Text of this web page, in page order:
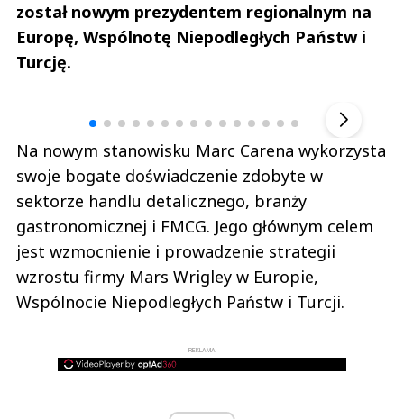
został nowym prezydentem regionalnym na
Europę, Wspólnotę Niepodległych Państw i
Turcję.
Na nowym stanowisku Marc Carena wykorzysta
swoje bogate doświadczenie zdobyte w
sektorze handlu detalicznego, branży
gastronomicznej i FMCG. Jego głównym celem
jest wzmocnienie i prowadzenie strategii
wzrostu firmy Mars Wrigley w Europie,
Wspólnocie Niepodległych Państw i Turcji.
REKLAMA